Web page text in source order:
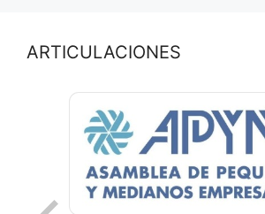
ARTICULACIONES